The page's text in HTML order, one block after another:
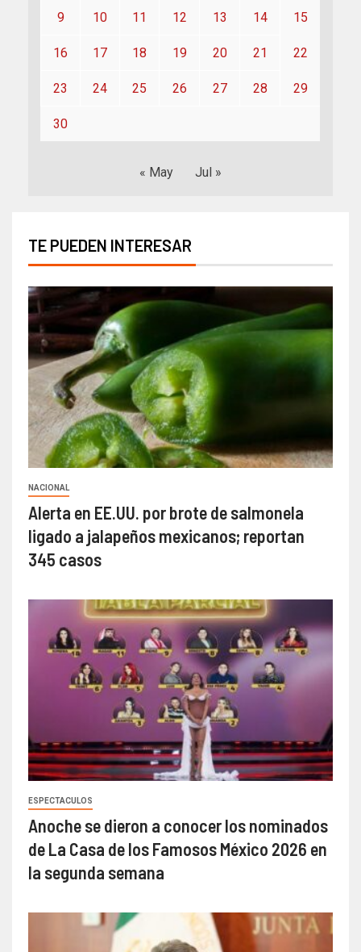
9 10 11 12 13 14 15
16 17 18 19 20 21 22
23 24 25 26 27 28 29
30
« May Jul »
TE PUEDEN INTERESAR
NACIONAL
Alerta en EE.UU. por brote de salmonela
ligado a jalapeños mexicanos; reportan
345 casos
ESPECTACULOS
Anoche se dieron a conocer los nominados
de La Casa de los Famosos México 2026 en
la segunda semana